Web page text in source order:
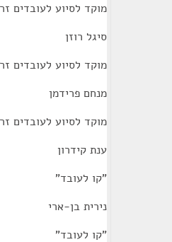
מוקד לסיוע לעובדים
סיגל רוזן
מוקד לסיוע לעובדים
מנחם פרידמן
מוקד לסיוע לעובדים
ענת קידרון
"קו לעובד"
נירית בן-ארי
"קו לעובד"